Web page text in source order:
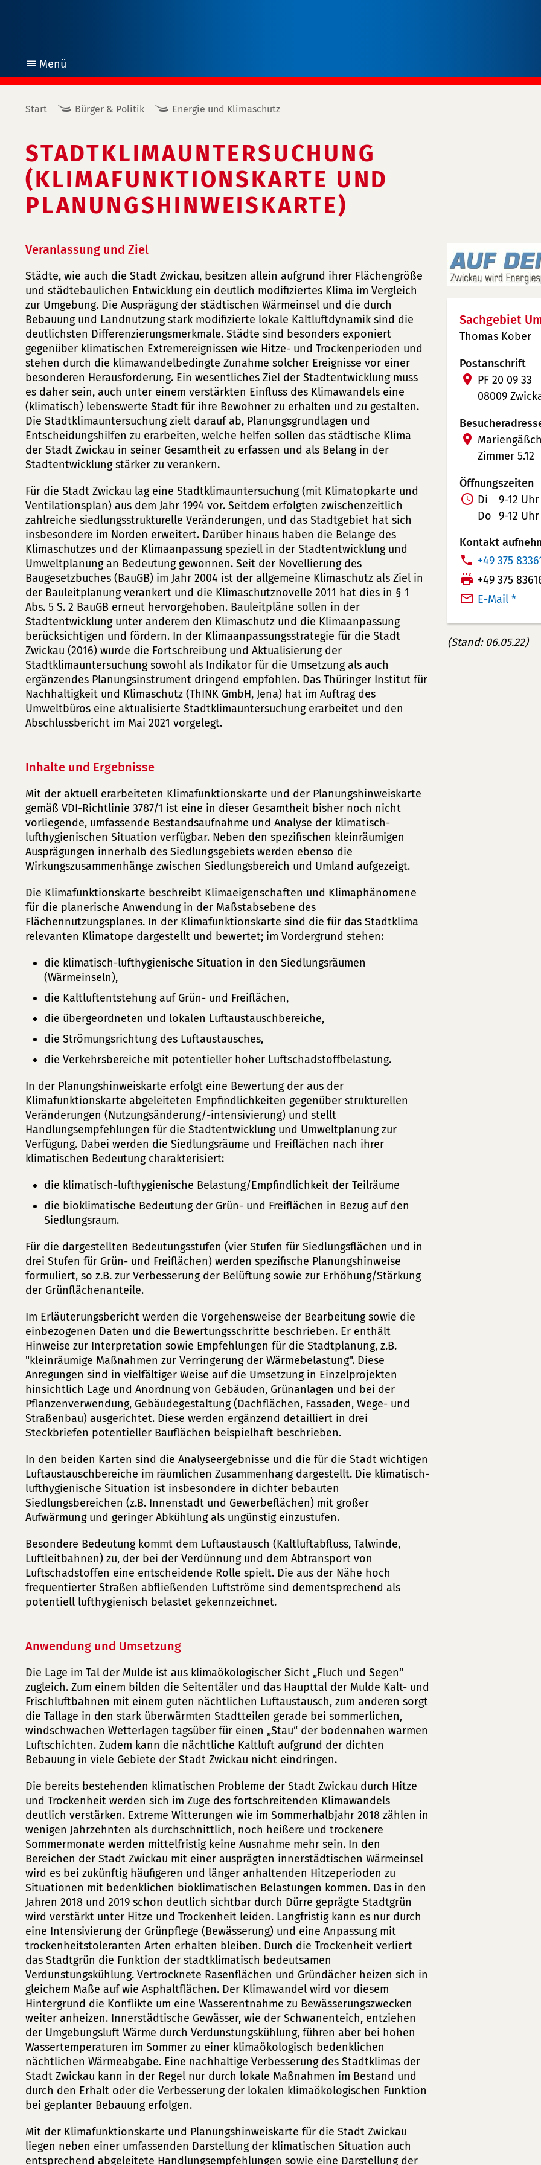
Menü
öffnen
Start Bürger & Politik Energie und Klimaschutz
STADTKLIMAUNTERSUCHUNG
(KLIMAFUNKTIONSKARTE UND
PLANUNGSHINWEISKARTE)
Veranlassung und Ziel
Städte, wie auch die Stadt Zwickau, besitzen allein aufgrund ihrer Flächengröße
und städtebaulichen Entwicklung ein deutlich modifiziertes Klima im Vergleich
zur Umgebung. Die Ausprägung der städtischen Wärmeinsel und die durch
Bebauung und Landnutzung stark modifizierte lokale Kaltluftdynamik sind die
deutlichsten Differenzierungsmerkmale. Städte sind besonders exponiert
gegenüber klimatischen Extremereignissen wie Hitze- und Trockenperioden und
stehen durch die klimawandelbedingte Zunahme solcher Ereignisse vor einer
besonderen Herausforderung. Ein wesentliches Ziel der Stadtentwicklung muss
es daher sein, auch unter einem verstärkten Einfluss des Klimawandels eine
(klimatisch) lebenswerte Stadt für ihre Bewohner zu erhalten und zu gestalten.
Die Stadtklimauntersuchung zielt darauf ab, Planungsgrundlagen und
Entscheidungshilfen zu erarbeiten, welche helfen sollen das städtische Klima
der Stadt Zwickau in seiner Gesamtheit zu erfassen und als Belang in der
Stadtentwicklung stärker zu verankern.
Für die Stadt Zwickau lag eine Stadtklimauntersuchung (mit Klimatopkarte und
Ventilationsplan) aus dem Jahr 1994 vor. Seitdem erfolgten zwischenzeitlich
zahlreiche siedlungsstrukturelle Veränderungen, und das Stadtgebiet hat sich
insbesondere im Norden erweitert. Darüber hinaus haben die Belange des
Klimaschutzes und der Klimaanpassung speziell in der Stadtentwicklung und
Umweltplanung an Bedeutung gewonnen. Seit der Novellierung des
Baugesetzbuches (BauGB) im Jahr 2004 ist der allgemeine Klimaschutz als Ziel in
der Bauleitplanung verankert und die Klimaschutznovelle 2011 hat dies in § 1
Abs. 5 S. 2 BauGB erneut hervorgehoben. Bauleitpläne sollen in der
Stadtentwicklung unter anderem den Klimaschutz und die Klimaanpassung
berücksichtigen und fördern. In der Klimaanpassungsstrategie für die Stadt
Zwickau (2016) wurde die Fortschreibung und Aktualisierung der
Stadtklimauntersuchung sowohl als Indikator für die Umsetzung als auch
ergänzendes Planungsinstrument dringend empfohlen. Das Thüringer Institut für
Nachhaltigkeit und Klimaschutz (ThINK GmbH, Jena) hat im Auftrag des
Umweltbüros eine aktualisierte Stadtklimauntersuchung erarbeitet und den
Abschlussbericht im Mai 2021 vorgelegt.
Inhalte und Ergebnisse
Mit der aktuell erarbeiteten Klimafunktionskarte und der Planungshinweiskarte
gemäß VDI-Richtlinie 3787/1 ist eine in dieser Gesamtheit bisher noch nicht
vorliegende, umfassende Bestandsaufnahme und Analyse der klimatisch-
lufthygienischen Situation verfügbar. Neben den spezifischen kleinräumigen
Ausprägungen innerhalb des Siedlungsgebiets werden ebenso die
Wirkungszusammenhänge zwischen Siedlungsbereich und Umland aufgezeigt.
Die Klimafunktionskarte beschreibt Klimaeigenschaften und Klimaphänomene
für die planerische Anwendung in der Maßstabsebene des
Flächennutzungsplanes. In der Klimafunktionskarte sind die für das Stadtklima
relevanten Klimatope dargestellt und bewertet; im Vordergrund stehen:
die klimatisch-lufthygienische Situation in den Siedlungsräumen
(Wärmeinseln),
die Kaltluftentstehung auf Grün- und Freiflächen,
die übergeordneten und lokalen Luftaustauschbereiche,
die Strömungsrichtung des Luftaustausches,
die Verkehrsbereiche mit potentieller hoher Luftschadstoffbelastung.
In der Planungshinweiskarte erfolgt eine Bewertung der aus der
Klimafunktionskarte abgeleiteten Empfindlichkeiten gegenüber strukturellen
Veränderungen (Nutzungsänderung/-intensivierung) und stellt
Handlungsempfehlungen für die Stadtentwicklung und Umweltplanung zur
Verfügung. Dabei werden die Siedlungsräume und Freiflächen nach ihrer
klimatischen Bedeutung charakterisiert:
die klimatisch-lufthygienische Belastung/Empfindlichkeit der Teilräume
die bioklimatische Bedeutung der Grün- und Freiflächen in Bezug auf den
Siedlungsraum.
Für die dargestellten Bedeutungsstufen (vier Stufen für Siedlungsflächen und in
drei Stufen für Grün- und Freiflächen) werden spezifische Planungshinweise
formuliert, so z.B. zur Verbesserung der Belüftung sowie zur Erhöhung/Stärkung
der Grünflächenanteile.
Im Erläuterungsbericht werden die Vorgehensweise der Bearbeitung sowie die
einbezogenen Daten und die Bewertungsschritte beschrieben. Er enthält
Hinweise zur Interpretation sowie Empfehlungen für die Stadtplanung, z.B.
"kleinräumige Maßnahmen zur Verringerung der Wärmebelastung". Diese
Anregungen sind in vielfältiger Weise auf die Umsetzung in Einzelprojekten
hinsichtlich Lage und Anordnung von Gebäuden, Grünanlagen und bei der
Pflanzenverwendung, Gebäudegestaltung (Dachflächen, Fassaden, Wege- und
Straßenbau) ausgerichtet. Diese werden ergänzend detailliert in drei
Steckbriefen potentieller Bauflächen beispielhaft beschrieben.
In den beiden Karten sind die Analyseergebnisse und die für die Stadt wichtigen
Luftaustauschbereiche im räumlichen Zusammenhang dargestellt. Die klimatisch-
lufthygienische Situation ist insbesondere in dichter bebauten
Siedlungsbereichen (z.B. Innenstadt und Gewerbeflächen) mit großer
Aufwärmung und geringer Abkühlung als ungünstig einzustufen.
Besondere Bedeutung kommt dem Luftaustausch (Kaltluftabfluss, Talwinde,
Luftleitbahnen) zu, der bei der Verdünnung und dem Abtransport von
Luftschadstoffen eine entscheidende Rolle spielt. Die aus der Nähe hoch
frequentierter Straßen abfließenden Luftströme sind dementsprechend als
potentiell lufthygienisch belastet gekennzeichnet.
Anwendung und Umsetzung
Die Lage im Tal der Mulde ist aus klimaökologischer Sicht „Fluch und Segen“
zugleich. Zum einem bilden die Seitentäler und das Haupttal der Mulde Kalt- und
Frischluftbahnen mit einem guten nächtlichen Luftaustausch, zum anderen sorgt
die Tallage in den stark überwärmten Stadtteilen gerade bei sommerlichen,
windschwachen Wetterlagen tagsüber für einen „Stau“ der bodennahen warmen
Luftschichten. Zudem kann die nächtliche Kaltluft aufgrund der dichten
Bebauung in viele Gebiete der Stadt Zwickau nicht eindringen.
Die bereits bestehenden klimatischen Probleme der Stadt Zwickau durch Hitze
und Trockenheit werden sich im Zuge des fortschreitenden Klimawandels
deutlich verstärken. Extreme Witterungen wie im Sommerhalbjahr 2018 zählen in
wenigen Jahrzehnten als durchschnittlich, noch heißere und trockenere
Sommermonate werden mittelfristig keine Ausnahme mehr sein. In den
Bereichen der Stadt Zwickau mit einer ausprägten innerstädtischen Wärmeinsel
wird es bei zukünftig häufigeren und länger anhaltenden Hitzeperioden zu
Situationen mit bedenklichen bioklimatischen Belastungen kommen. Das in den
Jahren 2018 und 2019 schon deutlich sichtbar durch Dürre geprägte Stadtgrün
wird verstärkt unter Hitze und Trockenheit leiden. Langfristig kann es nur durch
eine Intensivierung der Grünpflege (Bewässerung) und eine Anpassung mit
trockenheitstoleranten Arten erhalten bleiben. Durch die Trockenheit verliert
das Stadtgrün die Funktion der stadtklimatisch bedeutsamen
Verdunstungskühlung. Vertrocknete Rasenflächen und Gründächer heizen sich in
gleichem Maße auf wie Asphaltflächen. Der Klimawandel wird vor diesem
Hintergrund die Konflikte um eine Wasserentnahme zu Bewässerungszwecken
weiter anheizen. Innerstädtische Gewässer, wie der Schwanenteich, entziehen
der Umgebungsluft Wärme durch Verdunstungskühlung, führen aber bei hohen
Wassertemperaturen im Sommer zu einer klimaökologisch bedenklichen
nächtlichen Wärmeabgabe. Eine nachhaltige Verbesserung des Stadtklimas der
Stadt Zwickau kann in der Regel nur durch lokale Maßnahmen im Bestand und
durch den Erhalt oder die Verbesserung der lokalen klimaökologischen Funktion
bei geplanter Bebauung erfolgen.
Mit der Klimafunktionskarte und Planungshinweiskarte für die Stadt Zwickau
liegen neben einer umfassenden Darstellung der klimatischen Situation auch
entsprechend abgeleitete Handlungsempfehlungen sowie eine Darstellung der
Sachgebiet
Thomas Kober
Postanschrift
PF 20 09 33
08009
Zimmer 5.12
Öffnungszeiten
Di
9-12
Do 9-12
Kontakt
T
e
l
f
o
+49 375
F
a
+49 375
E-Mail *
(Stand: 06.05.22)